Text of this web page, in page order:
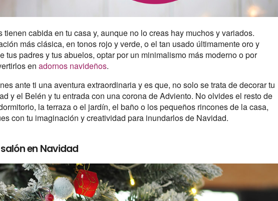
cabida en tu casa y, aunque no lo creas hay muchos y variados.
más clásica, en tonos rojo y verde, o el tan usado últimamente oro y
tus padres y tus abuelos, optar por un minimalismo más moderno o por
enadornos navideños.
ante ti una aventura extraordinaria y es que, no solo se trata de decorar tu
y el Belén y tu entrada con una corona de Adviento. No olvides el resto de
la terraza o el jardín, el baño o los pequeños rincones de la casa,
con tu imaginación y creatividad para inundarlos de Navidad.
en Navidad